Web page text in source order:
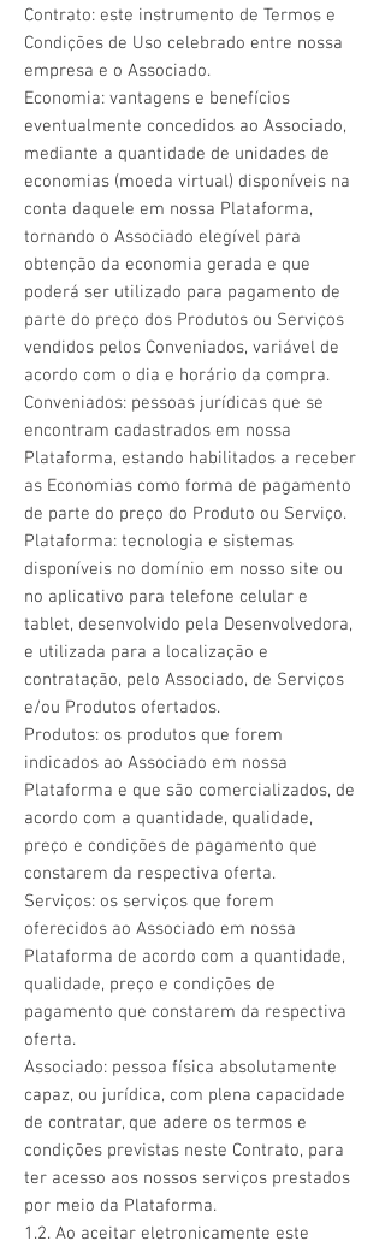
Contrato: este instrumento de Termos e
Condições de Uso celebrado entre nossa
empresa e o Associado.
Economia: vantagens e benefícios
eventualmente concedidos ao Associado,
mediante a quantidade de unidades de
economias (moeda virtual) disponíveis na
conta daquele em nossa Plataforma,
tornando o Associado elegível para
obtenção da economia gerada e que
poderá ser utilizado para pagamento de
parte do preço dos Produtos ou Serviços
vendidos pelos Conveniados, variável de
acordo com o dia e horário da compra.
Conveniados: pessoas jurídicas que se
encontram cadastrados em nossa
Plataforma, estando habilitados a receber
as Economias como forma de pagamento
de parte do preço do Produto ou Serviço.
Plataforma: tecnologia e sistemas
disponíveis no domínio em nosso site ou
no aplicativo para telefone celular e
tablet, desenvolvido pela Desenvolvedora,
e utilizada para a localização e
contratação, pelo Associado, de Serviços
e/ou Produtos ofertados.
Produtos: os produtos que forem
indicados ao Associado em nossa
Plataforma e que são comercializados, de
acordo com a quantidade, qualidade,
preço e condições de pagamento que
constarem da respectiva oferta.
Serviços: os serviços que forem
oferecidos ao Associado em nossa
Plataforma de acordo com a quantidade,
qualidade, preço e condições de
pagamento que constarem da respectiva
oferta.
Associado: pessoa física absolutamente
capaz, ou jurídica, com plena capacidade
de contratar, que adere os termos e
condições previstas neste Contrato, para
ter acesso aos nossos serviços prestados
por meio da Plataforma.
1.2. Ao aceitar eletronicamente este